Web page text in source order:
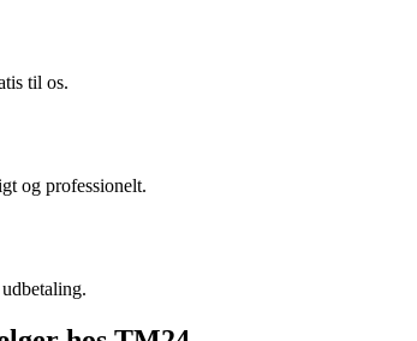
til os.
og professionelt.